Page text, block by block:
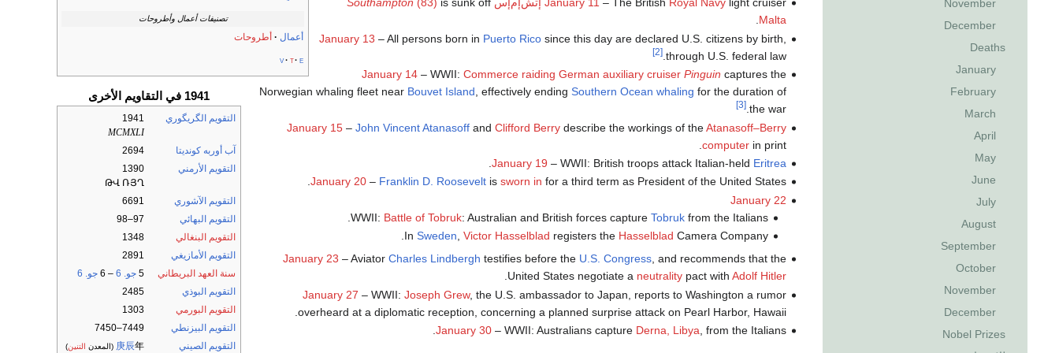
November
December
Deaths
January
February
March
April
May
June
July
August
September
October
November
December
Nobel Prizes
تصنيفات أعمال وأطروحات
أعمال أطروحات
v t e
1941 في التقاويم الأخرى
التقويم الگريگوري
1941
MCMXLI
آب أوربه كونديتا
2694
التقويم الأرمني
1390
ԹՎ ՌՅՂ
التقويم الآشوري
6691
التقويم البهائي
97–98
التقويم البنغالي
1348
التقويم الأمازيغي
2891
سنة العهد البريطاني
5 جو. 6 – 6
جو. 6
التقويم البوذي
2485
التقويم البورمي
1303
التقويم البيزنطي
7449–7450
التقويم الصيني
庚辰年 (المعدن التنين)
January 11 – The British Royal Navylight cruiser إتش‌إم‌إس Southampton (83) is sunk off
Malta
.
January 13 – All persons born in Puerto Ricosince this day are declared U.S. citizens by birth,
through U.S. federal law.
[2]
January 14– WWII: Commerce raiding German auxiliary cruiser Pinguin captures the
Norwegian whaling fleet near Bouvet Island, effectively ending Southern Ocean whaling for the duration of
the war.
[3]
January 15– John Vincent Atanasoffand Clifford Berrydescribe the workings of theAtanasoff–Berry
computerin print.
January 19 – WWII: British troops attack Italian-held Eritrea
January 20– Franklin D. Rooseveltis sworn in for a third term as President of the United States.
January 22
WWII: Battle of Tobruk: Australian and British forces captureTobruk from the Italians.
InSweden,Victor Hasselblad registers the Hasselblad Camera Company.
January 23 – Aviator Charles Lindbergh testifies before the U.S. Congress, and recommends that the
United States negotiate a neutralitypact with Adolf Hitler
.
January 27 – WWII: Joseph Grew, the U.S. ambassador to Japan, reports to Washington a rumor
overheard at a diplomatic reception, concerning a planned surprise attack on Pearl Harbor, Hawaii.
January 30– WWII: Australians capture Derna, Libya , from the Italians.